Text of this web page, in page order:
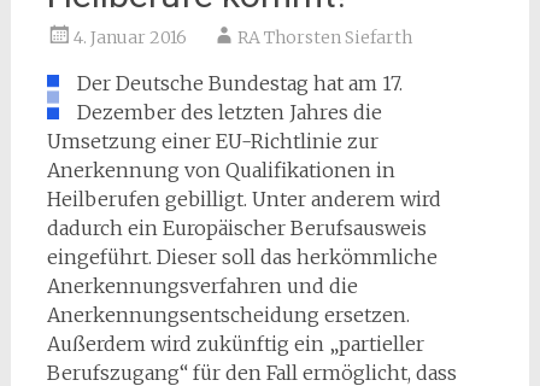
4. Januar 2016 RA Thorsten Siefarth
Der Deutsche Bundestag hat am 17.
Dezember des letzten Jahres die
Umsetzung einer EU-Richtlinie zur
Anerkennung von Qualifikationen in
Heilberufen gebilligt. Unter anderem wird
dadurch ein Europäischer Berufsausweis
eingeführt. Dieser soll das herkömmliche
Anerkennungsverfahren und die
Anerkennungsentscheidung ersetzen.
Außerdem wird zukünftig ein „partieller
Berufszugang“ für den Fall ermöglicht, dass